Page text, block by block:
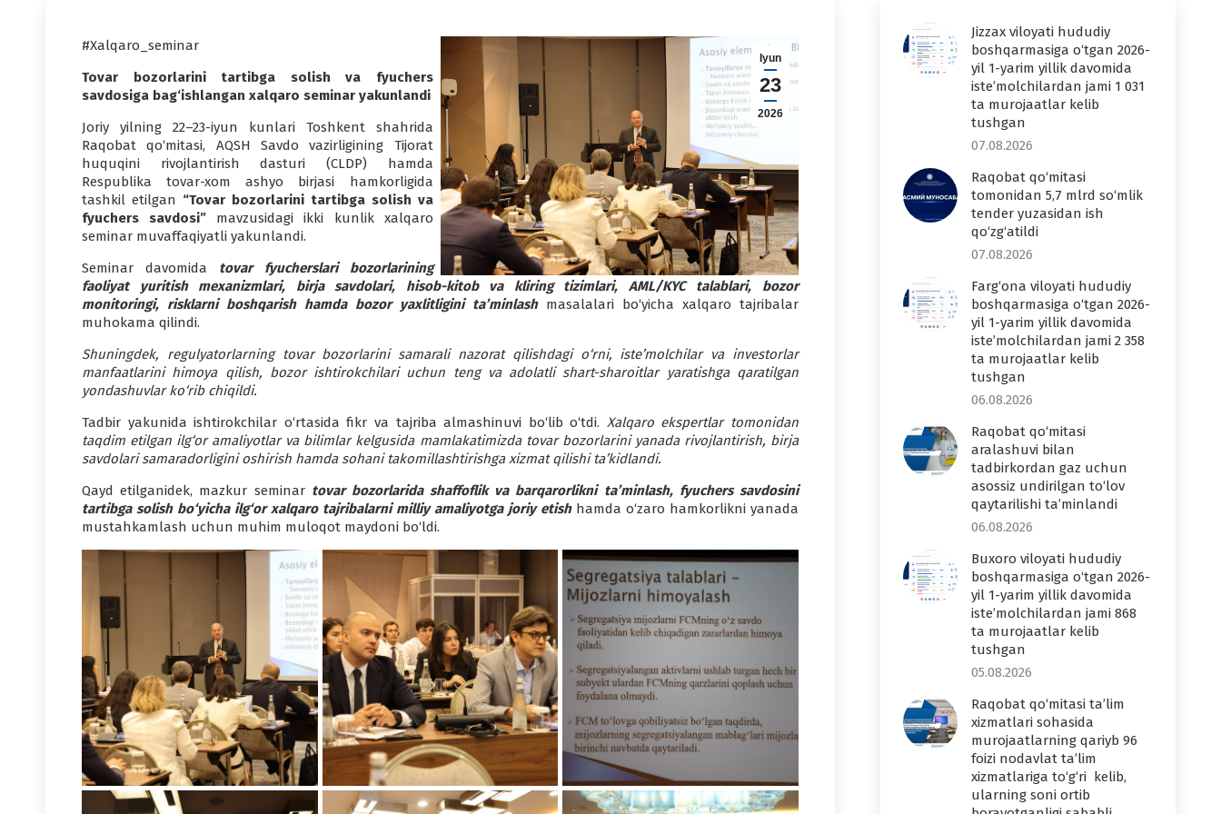
Iyun
23
2026
#Xalqaro_seminar
Tovar bozorlarini tartibga solish va fyuchers
savdosiga bag‘ishlangan xalqaro seminar yakunlandi
Joriy yilning 22–23-iyun kunlari Toshkent shahrida
Raqobat qo‘mitasi, AQSH Savdo vazirligining Tijorat
huquqini rivojlantirish dasturi (CLDP) hamda
Respublika tovar-xom ashyo birjasi hamkorligida
tashkil etilgan “Tovar bozorlarini tartibga solish va
fyuchers savdosi” mavzusidagi ikki kunlik xalqaro
seminar muvaffaqiyatli yakunlandi.
Seminar davomida tovar fyucherslari bozorlarining
faoliyat yuritish mexanizmlari, birja savdolari, hisob-kitob va kliring tizimlari, AML/KYC talablari, bozor
monitoringi, risklarni boshqarish hamda bozor yaxlitligini ta’minlashmasalalari bo‘yicha xalqaro tajribalar
muhokama qilindi.
Shuningdek, regulyatorlarning tovar bozorlarini samarali nazorat qilishdagi o‘rni, iste’molchilar va investorlar
manfaatlarini himoya qilish, bozor ishtirokchilari uchun teng va adolatli shart-sharoitlar yaratishga qaratilgan
yondashuvlar ko‘rib chiqildi.
Tadbir yakunida ishtirokchilar o‘rtasida fikr va tajriba almashinuvi bo‘lib o‘tdi. Xalqaro ekspertlar tomonidan
taqdim etilgan ilg‘or amaliyotlar va bilimlar kelgusida mamlakatimizda tovar bozorlarini yanada rivojlantirish, birja
savdolari samaradorligini oshirish hamda sohani takomillashtirishga xizmat qilishi ta’kidlandi.
Qayd etilganidek, mazkur seminar tovar bozorlarida shaffoflik va barqarorlikni ta’minlash, fyuchers savdosini
tartibga solish bo‘yicha ilg‘or xalqaro tajribalarni milliy amaliyotga joriy etishhamda o‘zaro hamkorlikni yanada
mustahkamlash uchun muhim muloqot maydoni bo‘ldi.
Jizzax viloyati hududiy
boshqarmasiga o‘tgan 2026-
yil 1-yarim yillik davomida
iste’molchilardan jami 1 031
ta murojaatlar kelib
tushgan
07.08.2026
Raqobat qo‘mitasi
tomonidan 5,7 mlrd so‘mlik
tender yuzasidan ish
qo‘zg‘atildi
07.08.2026
Farg‘ona viloyati hududiy
boshqarmasiga o‘tgan 2026-
yil 1-yarim yillik davomida
iste’molchilardan jami 2 358
ta murojaatlar kelib
tushgan
06.08.2026
Raqobat qo‘mitasi
aralashuvi bilan
tadbirkordan gaz uchun
asossiz undirilgan to‘lov
qaytarilishi ta’minlandi
06.08.2026
Buxoro viloyati hududiy
boshqarmasiga o‘tgan 2026-
yil 1-yarim yillik davomida
iste’molchilardan jami 868
ta murojaatlar kelib
tushgan
05.08.2026
Raqobat qo‘mitasi ta’lim
xizmatlari sohasida
murojaatlarning qariyb 96
foizi nodavlat ta’lim
xizmatlariga to‘g‘ri kelib,
ularning soni ortib